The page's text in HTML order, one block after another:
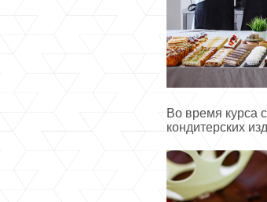
Во время курса
кондитерских